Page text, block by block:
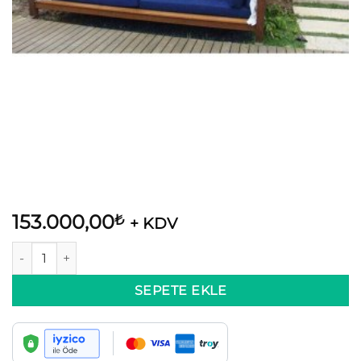
153.000,00₺ + KDV
Bahçe Yatağı Loca Bahçe Takımı adet
SEPETE EKLE